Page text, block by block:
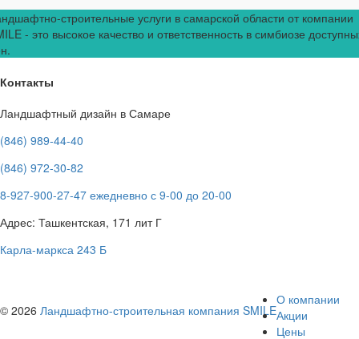
строительные услуги в самарской области от компании
- это высокое качество и ответственность в симбиозе
Контакты
Ландшафтный дизайн в Самаре
(846) 989-44-40
(846) 972-30-82
8-927-900-27-47 ежедневно с 9-00 до 20-00
Адрес: Ташкентская, 171 лит Г
Карла-маркса 243 Б
© 2026 Ландшафтно-строительная компания SMILE
О компании
Акции
Цены